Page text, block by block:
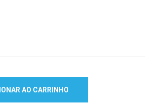
AO CARRINHO